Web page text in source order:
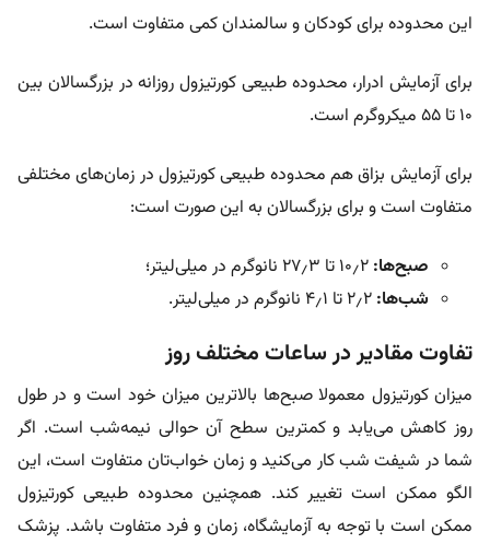
این محدوده برای کودکان و سالمندان کمی متفاوت است.
برای آزمایش ادرار، محدوده طبیعی کورتیزول روزانه در بزرگسالان بین
۱۰ تا ۵۵ میکروگرم است.
برای آزمایش بزاق هم محدوده طبیعی کورتیزول در زمان‌های مختلفی
متفاوت است و برای بزرگسالان به این صورت است:
صبح‌ها:
شب‌ها:
تفاوت مقادیر در ساعات مختلف روز
میزان کورتیزول معمولا صبح‌ها بالاترین میزان خود است و در طول
روز کاهش می‌یابد و کمترین سطح آن حوالی نیمه‌شب است. اگر
شما در شیفت شب کار می‌کنید و زمان خواب‌تان متفاوت است، این
الگو ممکن است تغییر کند. همچنین محدوده طبیعی کورتیزول
ممکن است با توجه به آزمایشگاه، زمان و فرد متفاوت باشد. پزشک